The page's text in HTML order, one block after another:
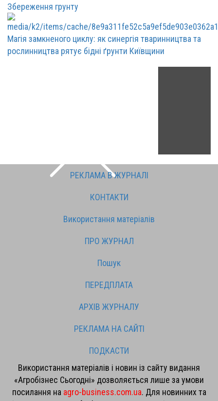
Збереження грунту
Магія замкненого циклу: як синергія тваринництва та
рослинництва рятує бідні ґрунти Київщини
РЕКЛАМА В ЖУРНАЛІ
КОНТАКТИ
Використання матеріалів
ПРО ЖУРНАЛ
Пошук
ПЕРЕДПЛАТА
АРХІВ ЖУРНАЛУ
РЕКЛАМА НА САЙТІ
ПОДКАСТИ
Використання матеріалів і новин із сайту видання
«Агробізнес Сьогодні» дозволяється лише за умови
посилання на agro-business.com.ua. Для новинних та